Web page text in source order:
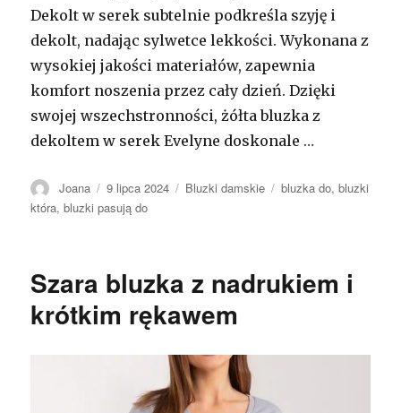
Dekolt w serek subtelnie podkreśla szyję i
dekolt, nadając sylwetce lekkości. Wykonana z
wysokiej jakości materiałów, zapewnia
komfort noszenia przez cały dzień. Dzięki
swojej wszechstronności, żółta bluzka z
dekoltem w serek Evelyne doskonale …
Autor
Joana Opublikowano
9 lipca 2024 Kategorie
Bluzki damskie Tagi
bluzka do,bluzki
która,bluzki pasują do
Szara bluzka z nadrukiem i
krótkim rękawem